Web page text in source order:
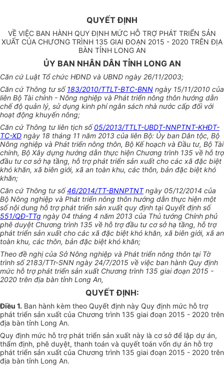
QUYẾT ĐỊNH
VỀ VIỆC BAN HÀNH QUY ĐỊNH MỨC HỖ TRỢ PHÁT TRIỂN SẢN
XUẤT CỦA CHƯƠNG TRÌNH 135 GIAI ĐOẠN 2015 - 2020 TRÊN ĐỊA
BÀN TỈNH LONG AN
ỦY BAN NHÂN DÂN TỈNH LONG AN
Căn cứ Luật Tổ chức HĐND và UBND ngày 26/11/2003;
Căn cứ Thông tư số183/2010/TTLT-BTC-BNN ngày 15/11/2010 của
liên Bộ Tài chính - Nông nghiệp và Phát triển nông thôn hướng dẫn
chế độ quản lý, sử dụng kinh phí ngân sách nhà nước cấp đối với
hoạt động khuyến nông;
Căn cứ Thông tư liên tịch số05/2013/TTLT-UBDT-NNPTNT-KHĐT-
TC-XD ngày 18 tháng 11 năm 2013 của liên Bộ: Ủy ban Dân tộc, Bộ
Nông nghiệp và Phát triển nông thôn, Bộ Kế hoạch và Đầu tư, Bộ Tài
chính, Bộ Xây dựng hướng dẫn thực hiện Chương trình 135 về hỗ trợ
đầu tư cơ sở hạ tầng, hỗ trợ phát triển sản xuất cho các xã đặc biệt
khó khăn, xã biên giới, xã an toàn khu, các thôn, bản đặc biệt khó
khăn;
Căn cứ Thông tư số46/2014/TT-BNNPTNTngày 05/12/2014 của
Bộ Nông nghiệp và Phát triển nông thôn hướng dẫn thực hiện một
số nội dung hỗ trợ phát triển sản xuất quy định tại Quyết định số
551/QĐ-TTg ngày 04 tháng 4 năm 2013 của Thủ tướng Chính phủ
phê duyệt Chương trình 135 về hỗ trợ đầu tư cơ sở hạ tầng, hỗ trợ
phát triển sản xuất cho các xã đặc biệt khó khăn, xã biên giới, xã an
toàn khu, các thôn, bản đặc biệt khó khăn;
Theo đề nghị của Sở Nông nghiệp và Phát triển nông thôn tại Tờ
trình số 2183/TTr-SNN ngày 24/7/2015 về việc ban hành Quy định
mức hỗ trợ phát triển sản xuất Chương trình 135 giai đoạn 2015 -
2020 trên địa bàn tỉnh Long An,
QUYẾT ĐỊNH:
Điều 1. Ban hành kèm theo Quyết định này Quy định mức hỗ trợ
phát triển sản xuất của Chương trình 135 giai đoạn 2015 - 2020 trên
địa bàn tỉnh Long An.
Quy định mức hỗ trợ phát triển sản xuất này là cơ sở để lập dự án,
thẩm định, phê duyệt, thanh toán và quyết toán vốn dự án hỗ trợ
phát triển sản xuất của Chương trình 135 giai đoạn 2015 - 2020 trên
địa bàn tỉnh Long An.